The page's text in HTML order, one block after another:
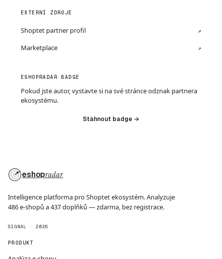
EXTERNÍ ZDROJE
Shoptet partner profil ↗
Marketplace ↗
ESHOPRADAR BADGE
Pokud jste autor, vystavte si na své stránce odznak partnera
ekosystému.
Stáhnout badge →
eshopradar
Intelligence platforma pro Shoptet ekosystém. Analyzuje
486 e-shopů a 437 doplňků — zdarma, bez registrace.
SIGNAL · 2026
PRODUKT